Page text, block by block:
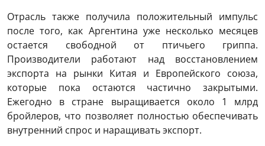
Отрасль также получила положительный импульс
после того, как Аргентина уже несколько месяцев
остается свободной от птичьего гриппа.
Производители работают над восстановлением
экспорта на рынки Китая и Европейского союза,
которые пока остаются частично закрытыми.
Ежегодно в стране выращивается около 1 млрд
бройлеров, что позволяет полностью обеспечивать
внутренний спрос и наращивать экспорт.